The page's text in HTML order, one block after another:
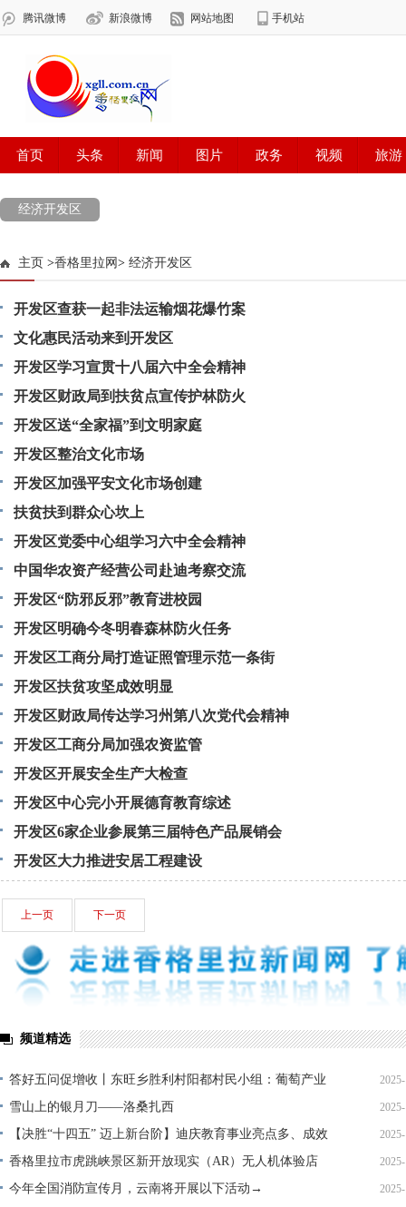
经济开发区
主页 >香格里拉网 > 经济开发区
开发区查获一起非法运输烟花爆竹案
文化惠民活动来到开发区
开发区学习宣贯十八届六中全会精神
开发区财政局到扶贫点宣传护林防火
开发区送“全家福”到文明家庭
开发区整治文化市场
开发区加强平安文化市场创建
扶贫扶到群众心坎上
开发区党委中心组学习六中全会精神
中国华农资产经营公司赴迪考察交流
开发区“防邪反邪”教育进校园
开发区明确今冬明春森林防火任务
开发区工商分局打造证照管理示范一条街
开发区扶贫攻坚成效明显
开发区财政局传达学习州第八次党代会精神
开发区工商分局加强农资监管
开发区开展安全生产大检查
开发区中心完小开展德育教育综述
开发区6家企业参展第三届特色产品展销会
开发区大力推进安居工程建设
上一页 下一页
频道精选
答好五问促增收丨东旺乡胜利村阳都村民小组：葡萄产业
铺就“甜蜜”增收路
雪山上的银月刀——洛桑扎西
【决胜“十四五” 迈上新台阶】迪庆教育事业亮点多、成效
显——培根铸魂育桃李
香格里拉市虎跳峡景区新开放现实（AR）无人机体验店
今年全国消防宣传月，云南将开展以下活动→